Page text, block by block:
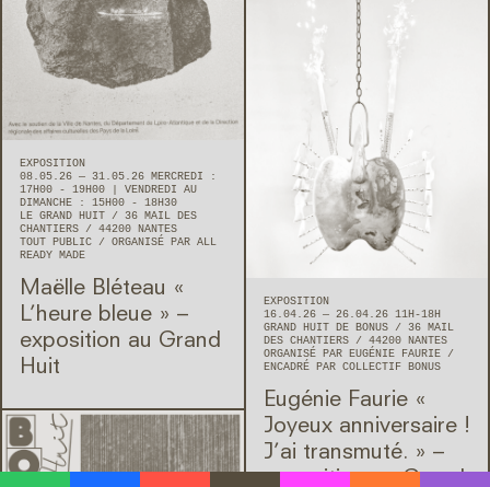
EXPOSITION
08.05.26 — 31.05.26 MERCREDI :
17H00 - 19H00 | VENDREDI AU
DIMANCHE : 15H00 - 18H30
LE GRAND HUIT
36 MAIL DES
CHANTIERS
44200 NANTES
TOUT PUBLIC
ORGANISÉ PAR ALL
READY MADE
Maëlle Bléteau « ​
L’heure bleue » –
exposition au Grand
Huit
EXPOSITION
16.04.26 — 26.04.26 11H-18H
GRAND HUIT DE BONUS
36 MAIL
DES CHANTIERS
44200 NANTES
ORGANISÉ PAR EUGÉNIE FAURIE
ENCADRÉ PAR COLLECTIF BONUS
Eugénie Faurie « ​
Joyeux anniversaire !
J’ai transmuté. » –